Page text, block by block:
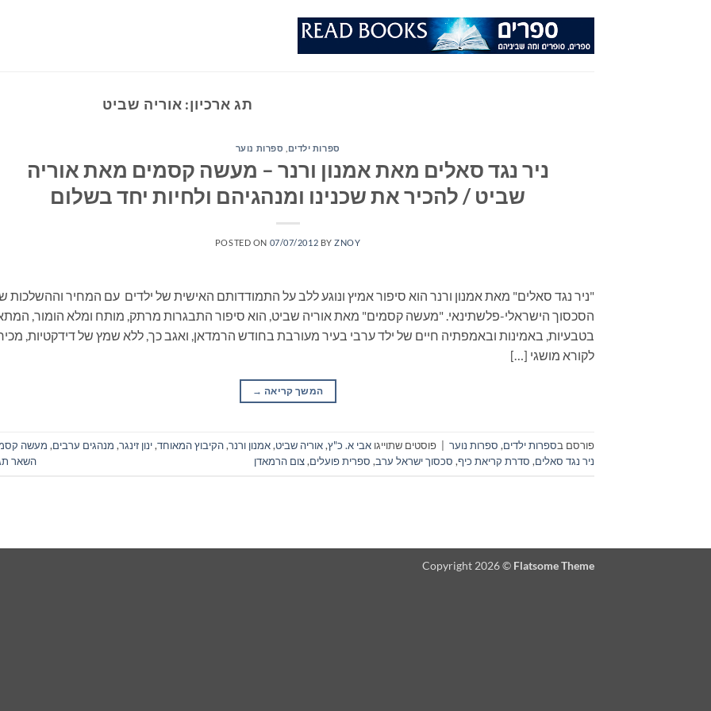
תג ארכיון: אוריה שביט
ספרות ילדים ספרות נוער
ניר נגד סאלים מאת אמנון ורנר – מעשה קסמים מאת אוריה
שביט / להכיר את שכנינו ומנהגיהם ולחיות יחד בשלום
POSTED ON 07/07/2012 BYZNOY
"ניר נגד סאלים" מאת אמנון ורנר הוא סיפור אמיץ ונוגע ללב על התמודדותם האישית של ילדים עם המחיר וההשלכות
הסכסוך הישראלי-פלשתינאי. "מעשה קסמים" מאת אוריה שביט, הוא סיפור התבגרות מרתק, מותח ומלא הומור,
בטבעיות, באמינות ובאמפתיה חיים של ילד ערבי בעיר מעורבת בחודש הרמדאן, ואגב כך, ללא שמץ של דידקטיות,
לקורא מושגי […]
המשך קריאה →
פורסם בספרות ילדים, ספרות נוער פוסטים שתוייגו אבי א. כ"ץ,אוריה שביט,אמנון ורנר,הקיבוץ המאוחד,ינון זינגר, מנהגים ערבים, מעשה
ניר נגד סאלים, סדרת קריאת כיף, סכסוך ישראל ערב, ספרית פועלים,צום הרמאדן השאר
Copyright 2026 © Flatsome Theme